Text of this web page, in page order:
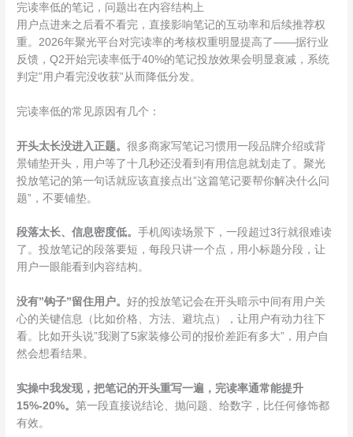
完读率低的笔记，问题出在内容结构上
用户点进来之后看不看完，直接影响笔记的互动率和后续推荐权
重。2026年聚光平台对完读率的考核权重明显提高了——据行业
反馈，Q2开始完读率低于40%的笔记投放效果会明显衰减，系统
判定”用户看完没收获”从而降低分发。
完读率低的常见原因有几个：
开头太长没进入正题。很多商家写笔记习惯用一段品牌介绍或背
景铺垫开头，用户等了十几秒还没看到有用信息就划走了。聚光
投放笔记的第一句话就应该直接点出”这篇笔记要帮你解决什么问
题”，不要铺垫。
段落太长、信息密度低。手机阅读场景下，一段超过3行就很难读
了。投放笔记的段落要短，每段只讲一个点，用小标题分段，让
用户一眼能看到内容结构。
没有”钩子”留住用户。好的投放笔记会在开头暗示中间有用户关
心的关键信息（比如价格、方法、避坑点），让用户有动力往下
看。比如开头说”我测了5家装修公司的报价差距有多大”，用户自
然会想看结果。
实操中我发现，把笔记的开头重写一遍，完读率通常能提升
15%-20%。第一段直接说结论、抛问题、给数字，比任何修饰都
有效。